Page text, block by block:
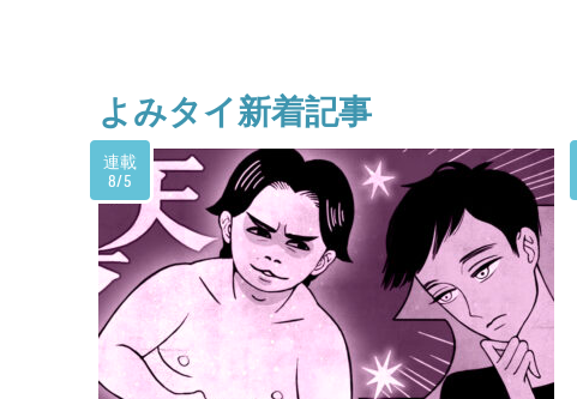
よみタイ新着記事
連載
8/5